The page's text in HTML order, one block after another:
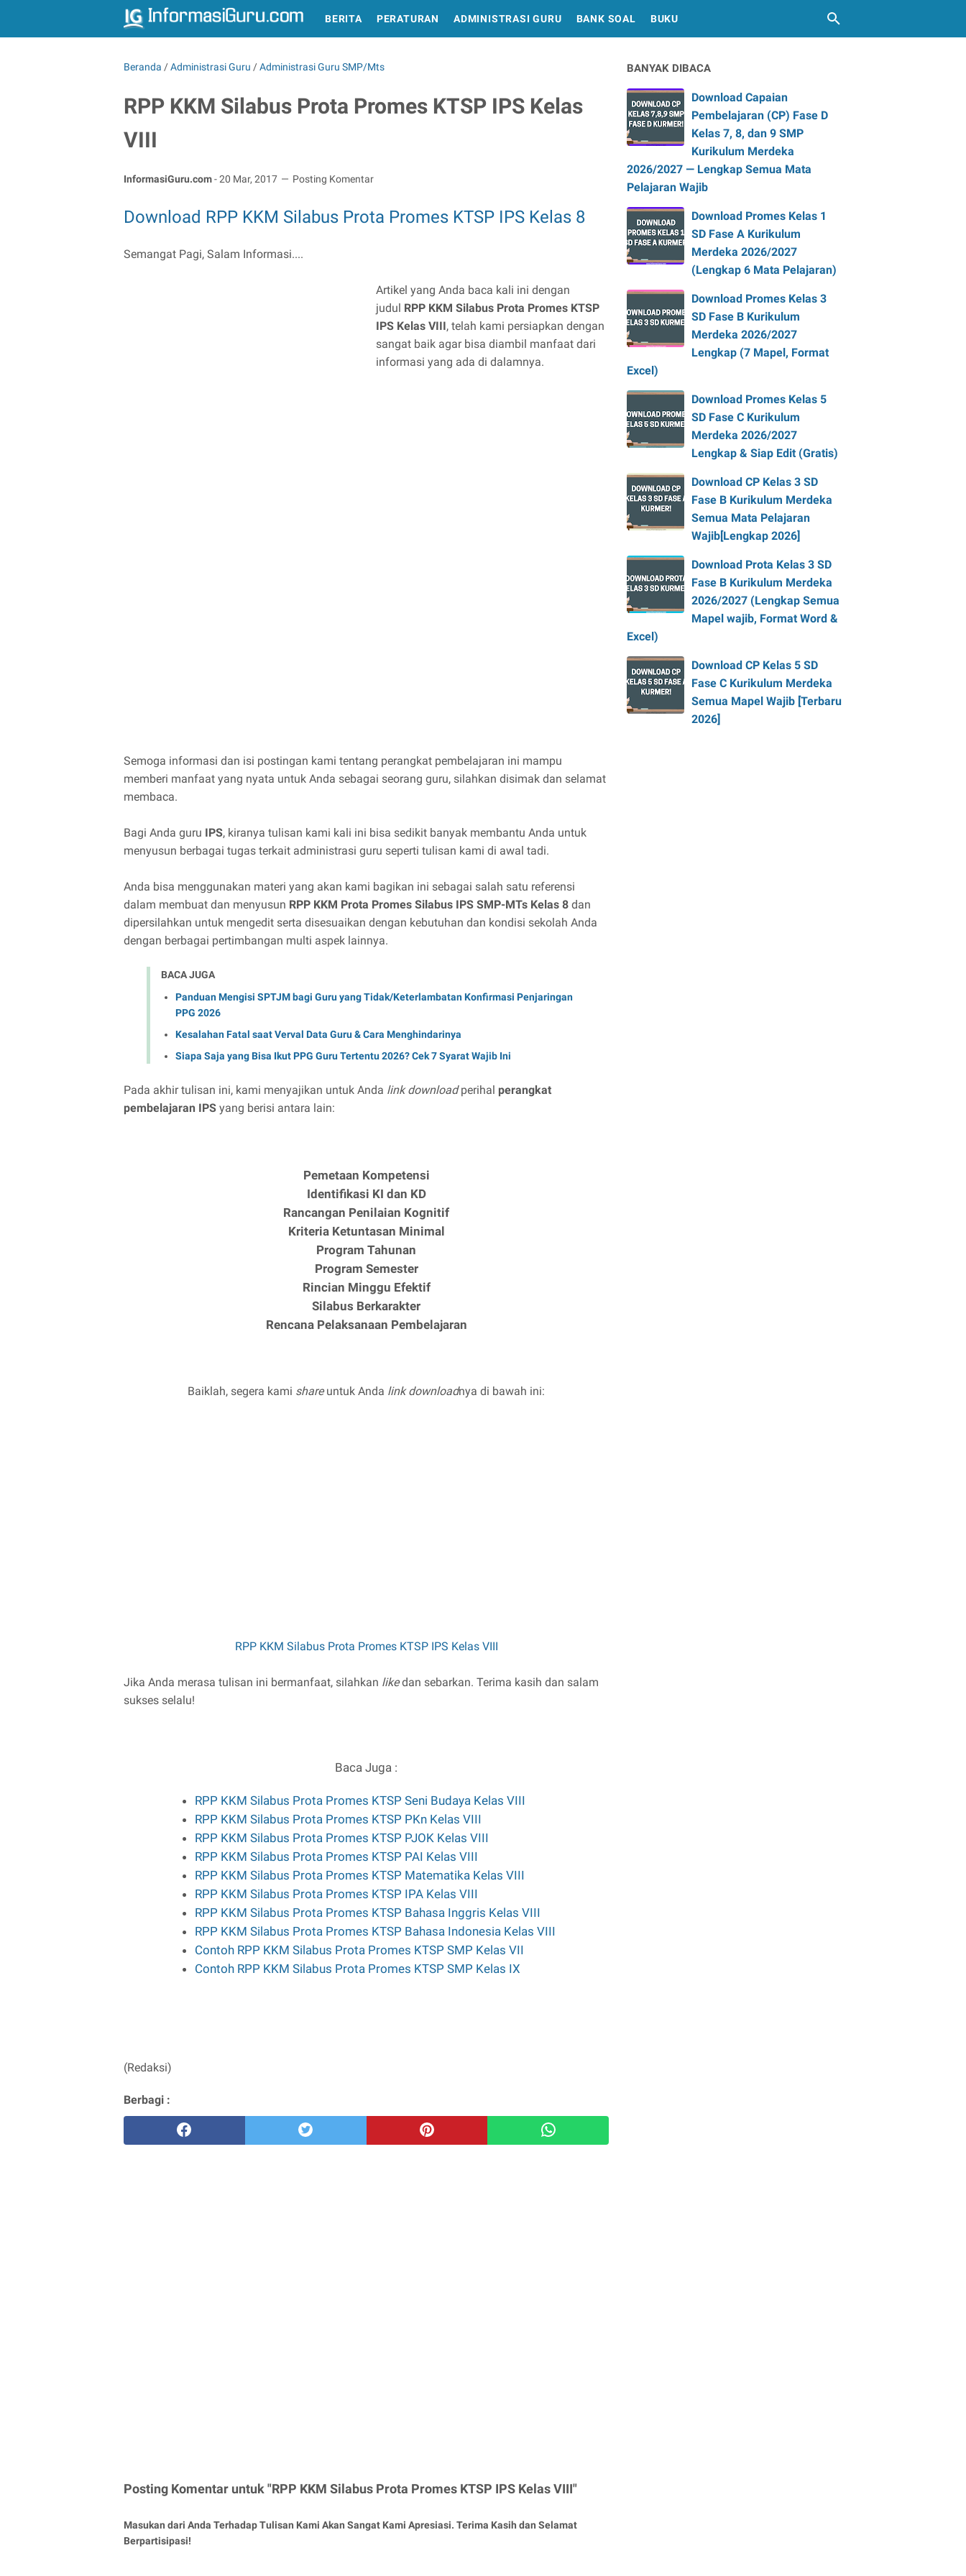
BERITA PERATURAN ADMINISTRASI GURU BANK SOAL BUKU
Beranda /Administrasi Guru /Administrasi Guru SMP/Mts
RPP KKM Silabus Prota Promes KTSP IPS Kelas
VIII
InformasiGuru.com-20 Mar, 2017 Posting Komentar
Download RPP KKM Silabus Prota Promes KTSP IPS Kelas 8
Semangat Pagi, Salam Informasi....
Artikel yang Anda baca kali ini dengan
judul RPP KKM Silabus Prota Promes KTSP
IPS Kelas VIII, telah kami persiapkan dengan
sangat baik agar bisa diambil manfaat dari
informasi yang ada di dalamnya.
Semoga informasi dan isi postingan kami tentang perangkat pembelajaran ini mampu
memberi manfaat yang nyata untuk Anda sebagai seorang guru, silahkan disimak dan selamat
membaca.
Bagi Anda guru IPS, kiranya tulisan kami kali ini bisa sedikit banyak membantu Anda untuk
menyusun berbagai tugas terkait administrasi guru seperti tulisan kami di awal tadi.
Anda bisa menggunakan materi yang akan kami bagikan ini sebagai salah satu referensi
dalam membuat dan menyusun RPP KKM Prota Promes Silabus IPS SMP-MTs Kelas 8 dan
dipersilahkan untuk mengedit serta disesuaikan dengan kebutuhan dan kondisi sekolah Anda
dengan berbagai pertimbangan multi aspek lainnya.
BACA JUGA
Panduan Mengisi SPTJM bagi Guru yang Tidak/Keterlambatan Konfirmasi Penjaringan
PPG 2026
Kesalahan Fatal saat Verval Data Guru & Cara Menghindarinya
Siapa Saja yang Bisa Ikut PPG Guru Tertentu 2026? Cek 7 Syarat Wajib Ini
Pada akhir tulisan ini, kami menyajikan untuk Anda link downloadperihal perangkat
pembelajaran IPS yang berisi antara lain:
Pemetaan Kompetensi
Identifikasi KI dan KD
Rancangan Penilaian Kognitif
Kriteria Ketuntasan Minimal
Program Tahunan
Program Semester
Rincian Minggu Efektif
Silabus Berkarakter
Rencana Pelaksanaan Pembelajaran
Baiklah, segera kami shareuntuk Anda link downloadnya di bawah ini:
RPP KKM Silabus Prota Promes KTSP IPS Kelas VIII
Jika Anda merasa tulisan ini bermanfaat, silahkan likedan sebarkan. Terima kasih dan salam
sukses selalu!
Baca Juga :
RPP KKM Silabus Prota Promes KTSP Seni Budaya Kelas VIII
RPP KKM Silabus Prota Promes KTSP PKn Kelas VIII
RPP KKM Silabus Prota Promes KTSP PJOK Kelas VIII
RPP KKM Silabus Prota Promes KTSP PAI Kelas VIII
RPP KKM Silabus Prota Promes KTSP Matematika Kelas VIII
RPP KKM Silabus Prota Promes KTSP IPA Kelas VIII
RPP KKM Silabus Prota Promes KTSP Bahasa Inggris Kelas VIII
RPP KKM Silabus Prota Promes KTSP Bahasa Indonesia Kelas VIII
Contoh RPP KKM Silabus Prota Promes KTSP SMP Kelas VII
Contoh RPP KKM Silabus Prota Promes KTSP SMP Kelas IX
(Redaksi)
Berbagi :
Posting Komentar untuk "RPP KKM Silabus Prota Promes KTSP IPS Kelas VIII"
Masukan dari Anda Terhadap Tulisan Kami Akan Sangat Kami Apresiasi. Terima Kasih dan Selamat
Berpartisipasi!
BANYAK DIBACA
Download Capaian
Pembelajaran (CP) Fase D
Kelas 7, 8, dan 9 SMP
Kurikulum Merdeka
2026/2027 — Lengkap Semua Mata
Pelajaran Wajib
Download Promes Kelas 1
SD Fase A Kurikulum
Merdeka 2026/2027
(Lengkap 6 Mata Pelajaran)
Download Promes Kelas 3
SD Fase B Kurikulum
Merdeka 2026/2027
Lengkap (7 Mapel, Format
Excel)
Download Promes Kelas 5
SD Fase C Kurikulum
Merdeka 2026/2027
Lengkap & Siap Edit (Gratis)
Download CP Kelas 3 SD
Fase B Kurikulum Merdeka
Semua Mata Pelajaran
Wajib[Lengkap 2026]
Download Prota Kelas 3 SD
Fase B Kurikulum Merdeka
2026/2027 (Lengkap Semua
Mapel wajib, Format Word &
Excel)
Download CP Kelas 5 SD
Fase C Kurikulum Merdeka
Semua Mapel Wajib [Terbaru
2026]